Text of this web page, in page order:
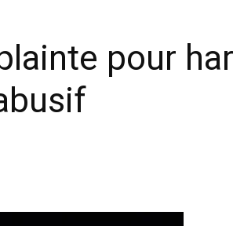
pour